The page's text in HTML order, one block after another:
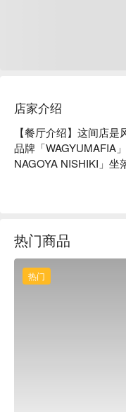
店家介绍
【餐厅介绍】这间店
品牌「WAGYUMAFIA
NAGOYA NISHIKI」坐
【高评价推荐】
让人想要再访的店家。」
【餐厅特色】严选稀有
50 万日圆的特制锅具
与细致感完整呈现。
热门商品
热门